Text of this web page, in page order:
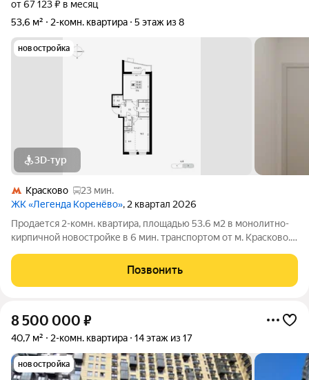
от 67 123 ₽ в месяц
53,6 м²
2-комн. квартира 5 этаж из 8
новостройка
3D-тур
Красково
23 мин.
ЖК «Легенда Коренёво», 2 квартал 2026
Продается 2-комн. квартира, площадью 53.6 м2 в монолитно-
кирпичной новостройке в 6 мин. транспортом от м. Красково.
средств, возможна покупка с использованием материнского
капитала. Жилая площадь
Позвонить
8 500 000 ₽
40,7 м² 2-комн. квартира 14 этаж из 17
новостройка